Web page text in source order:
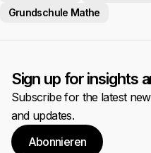
Grundschule Mathe
Sign up for insights
Subscribe for the latest
and updates.
Abonnieren